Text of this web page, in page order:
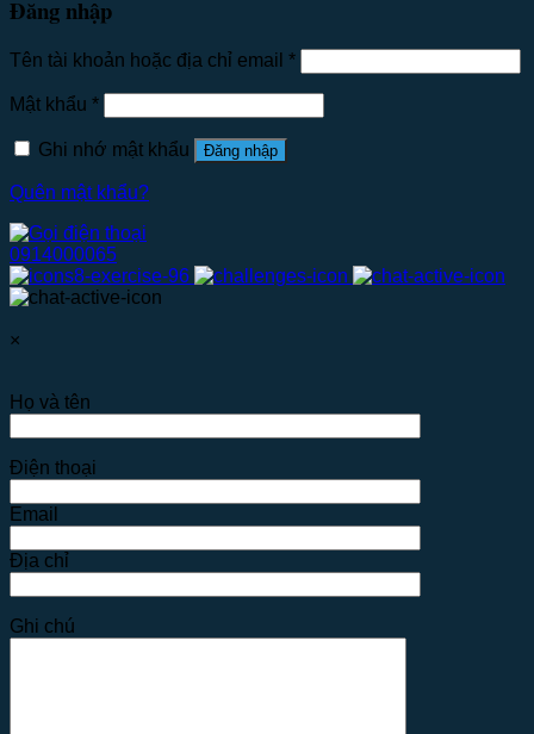
Đăng nhập
Tên tài khoản hoặc địa chỉ email *
Mật khẩu *
Ghi nhớ mật khẩu Đăng nhập
Quên mật khẩu?
0914000065
×
Họ và tên
Điện thoại
Email
Địa chỉ
Ghi chú